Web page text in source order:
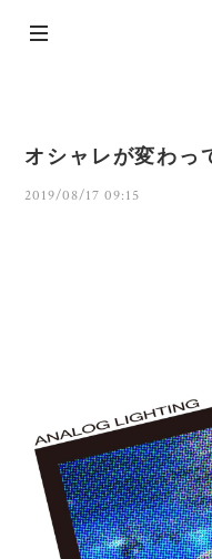
オシャレが変わ
2019/08/17 09:15